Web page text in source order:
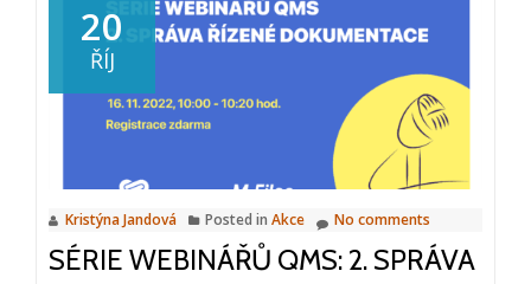
QMS:
3.
Audity
a
nápravná
a
preventivní
opatření
20
ŘÍJ
Kristýna Jandová Posted in Akce No comments
SÉRIE WEBINÁŘŮ QMS: 2. SPRÁVA